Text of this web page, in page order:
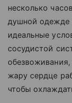
несколько
душной одежде
идеальные
сосудистой
жару сердце
чтобы